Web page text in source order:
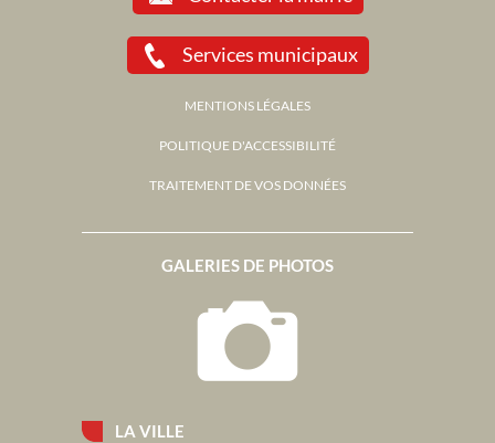
LA VILLE
GALERIES DE PHOTOS
Services municipaux
MENTIONS LÉGALES
POLITIQUE D'ACCESSIBILITÉ
TRAITEMENT DE VOS DONNÉES